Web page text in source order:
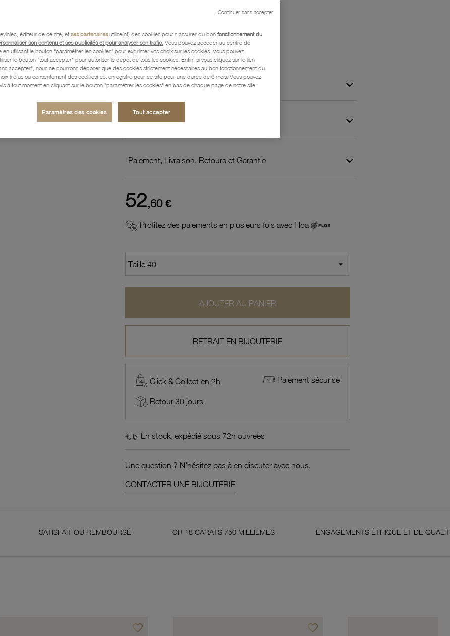
zirconium
Référence : 63102360
Description
Caractéristiques détaillées
Paiement, Livraison, Retours et Garantie
52,60 €
Profitez des paiements en plusieurs fois avec Floa
AJOUTER AU PANIER
RETRAIT EN BIJOUTERIE
Click & Collect en 2h Paiement sécurisé
Retour 30 jours
En stock, expédié sous 72h ouvrées
Une question ? N'hésitez pas à en discuter avec nous.
CONTACTER UNE BIJOUTERIE
OU REMBOURSÉ OR 18 CARATS 750 MILLIÈMES ENGAGEMENTS ÉTHIQUE ET DE QUALITÉ
favorite_borderAjouter à vos favoris favorite_borderAjouter à vos favoris
éditeur de ce site, et ses partenairesutilise(nt) des cookies pour s'assurer du bon fonctionnement du
son contenu et ses publicités et pour analyser son trafic. Vous pouvez accéder au centre de
en utilisant le bouton “paramétrer les cookies” pour exprimer vos choix sur les cookies. Vous pouvez
le bouton "tout accepter" pour autoriser le dépôt de tous les cookies. Enfin, si vous cliquez sur le lien
accepter", nous ne pourrons déposer que des cookies strictement nécessaires au bon fonctionnement du
(refus ou consentement des cookies) est enregistré pour ce site pour une durée de 6 mois. Vous pouvez
à tout moment en cliquant sur le bouton "paramétrer les cookies" en bas de chaque page de notre site.
Paramètres des cookies Tout accepter
Continuer sans accepter